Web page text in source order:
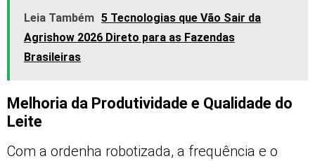
Leia Também 5 Tecnologias que Vão Sair da
Agrishow 2026 Direto para as Fazendas
Brasileiras
Melhoria da Produtividade e Qualidade do
Leite
Com a ordenha robotizada, a frequência e o